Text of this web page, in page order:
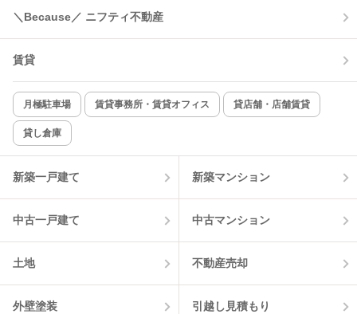
＼Because／ ニフティ不動産
賃貸
月極駐車場 賃貸事務所・賃貸オフィス 貸店舗・店舗賃貸
貸し倉庫
新築一戸建て 新築マンション
中古一戸建て 中古マンション
土地 不動産売却
外壁塗装 引越し見積もり